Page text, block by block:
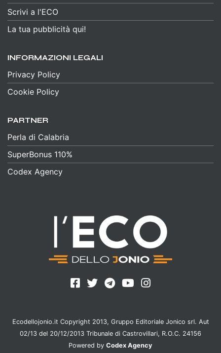
Scrivi a l'ECO
La tua pubblicità qui!
INFORMAZIONI LEGALI
Privacy Policy
Cookie Policy
PARTNER
Perla di Calabria
SuperBonus 110%
Codex Agency
Ecodellojonio.it Copyright 2013, Gruppo Editoriale Jonico srl. Aut
02/13 del 20/12/2013 Tribunale di Castrovillari, R.O.C. 24156
Powered by Codex Agency